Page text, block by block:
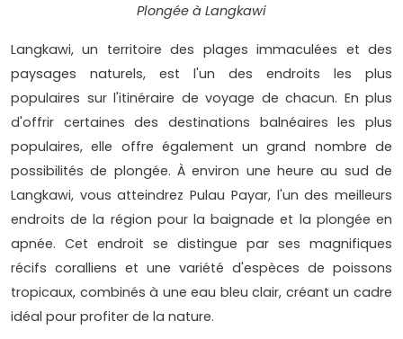
Plongée à Langkawi
Langkawi, un territoire des plages immaculées et des
paysages naturels, est l'un des endroits les plus
populaires sur l'itinéraire de voyage de chacun. En plus
d'offrir certaines des destinations balnéaires les plus
populaires, elle offre également un grand nombre de
possibilités de plongée. À environ une heure au sud de
Langkawi, vous atteindrez Pulau Payar, l'un des meilleurs
endroits de la région pour la baignade et la plongée en
apnée. Cet endroit se distingue par ses magnifiques
récifs coralliens et une variété d'espèces de poissons
tropicaux, combinés à une eau bleu clair, créant un cadre
idéal pour profiter de la nature.